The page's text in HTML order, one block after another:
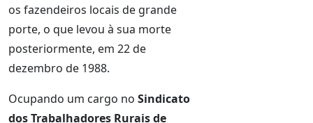
os fazendeiros locais de grande
porte, o que levou à sua morte
posteriormente, em 22 de
dezembro de 1988.
Ocupando um cargo no Sindicato
dos Trabalhadores Rurais de